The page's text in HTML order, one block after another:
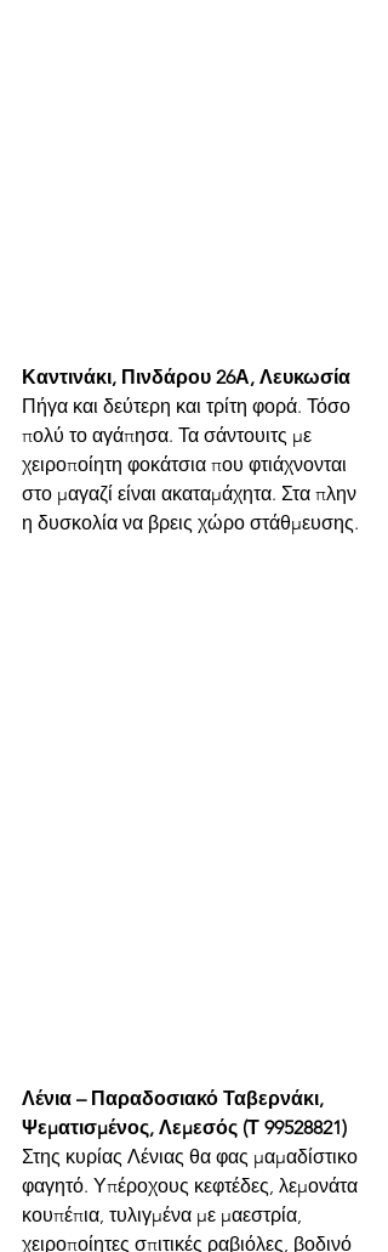
Καντινάκι, Πινδάρου 26Α, Λευκωσία
Πήγα και δεύτερη και τρίτη φορά. Τόσο
πολύ το αγάπησα. Τα σάντουιτς με
χειροποίητη φοκάτσια που φτιάχνονται
στο μαγαζί είναι ακαταμάχητα. Στα πλην
η δυσκολία να βρεις χώρο στάθμευσης.
Λένια – Παραδοσιακό Ταβερνάκι,
Ψεματισμένος, Λεμεσός (Τ 99528821)
Στης κυρίας Λένιας θα φας μαμαδίστικο
φαγητό. Υπέροχους κεφτέδες, λεμονάτα
κουπέπια, τυλιγμένα με μαεστρία,
χειροποίητες σπιτικές ραβιόλες, βοδινό